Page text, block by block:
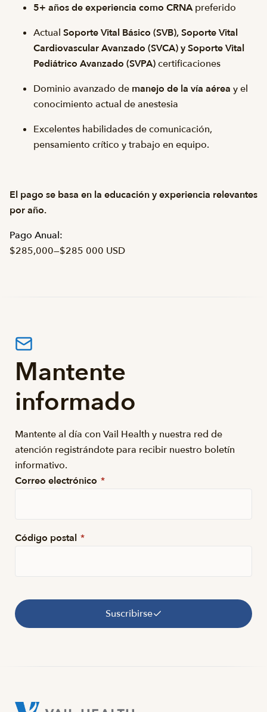
5+ años de experiencia como CRNApreferido
Actual Soporte Vital Básico (SVB), Soporte Vital
Cardiovascular Avanzado (SVCA) y Soporte Vital
Pediátrico Avanzado (SVPA)certificaciones
Dominio avanzado de manejo de la vía aérea y el
conocimiento actual de anestesia
Excelentes habilidades de comunicación,
pensamiento crítico y trabajo en equipo.
El pago se basa en la educación y experiencia relevantes
por año.
Pago Anual:
$285,000—$285 000 USD
Mantente
informado
Mantente al día con Vail Health y nuestra red de
atención registrándote para recibir nuestro boletín
informativo.
Correo electrónico *
Código postal *
Suscribirse